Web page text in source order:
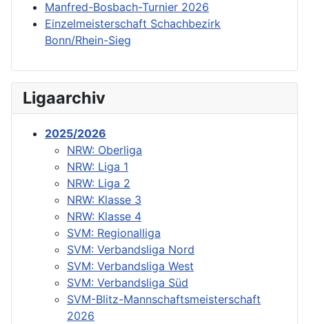
Manfred-Bosbach-Turnier 2026
Einzelmeisterschaft Schachbezirk
Bonn/Rhein-Sieg
Ligaarchiv
2025/2026
NRW: Oberliga
NRW: Liga 1
NRW: Liga 2
NRW: Klasse 3
NRW: Klasse 4
SVM: Regionalliga
SVM: Verbandsliga Nord
SVM: Verbandsliga West
SVM: Verbandsliga Süd
SVM-Blitz-Mannschaftsmeisterschaft
2026